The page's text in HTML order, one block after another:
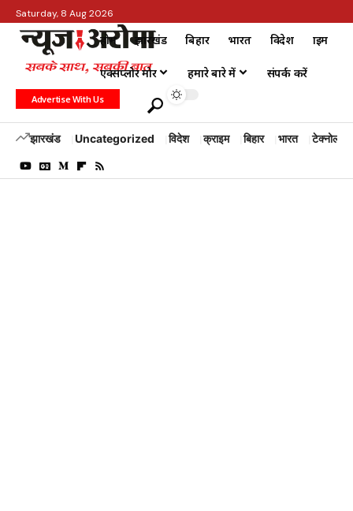
Saturday, 8 Aug 2026
होम झारखंड बिहार भारत विदेश क्राइम
एक्सप्लोर मोर हमारे बारे में संपर्क करें
Advertise With Us
झारखंड Uncategorized विदेश क्राइम बिहार भारत टेक्नोलॉजी